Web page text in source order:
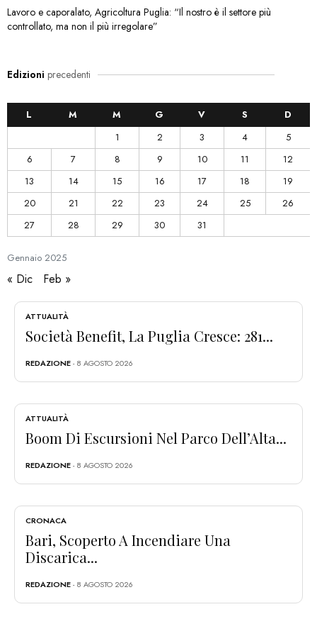
Lavoro e caporalato, Agricoltura Puglia: “Il nostro è il settore più
controllato, ma non il più irregolare”
Edizioni precedenti
Gennaio 2025
L M M G V S
D
1
2 3 4
5
6
7 8 9 10 11
12
13
14 15 16 17 18
19
20
21 22 23 24 25
26
27
28 29 30 31
« Dic Feb »
ATTUALITÀ
Società Benefit, La Puglia Cresce: 281...
REDAZIONE- 8 AGOSTO 2026
ATTUALITÀ
Boom Di Escursioni Nel Parco Dell’Alta...
REDAZIONE- 8 AGOSTO 2026
CRONACA
Bari, Scoperto A Incendiare Una
Discarica...
REDAZIONE- 8 AGOSTO 2026